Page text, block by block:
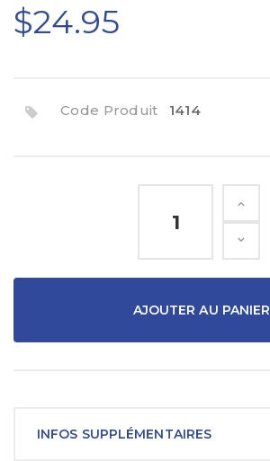
$24.95
Code Produit 1414
AJOUTER AU PANIER
INFOS SUPPLÉMENTAIRES